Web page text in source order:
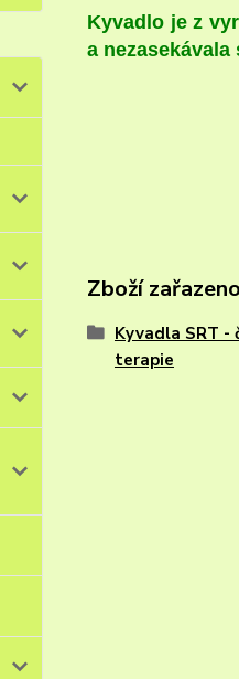
Kyvadlo je z
a
Zboží
Kyvadla SRT -
terapie